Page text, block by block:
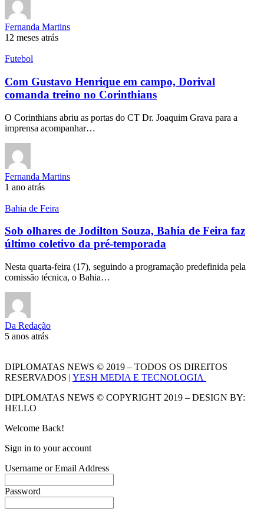
Fernanda Martins
12 meses atrás
Futebol
Com Gustavo Henrique em campo, Dorival
comanda treino no Corinthians
O Corinthians abriu as portas do CT Dr. Joaquim Grava para a
imprensa acompanhar…
Fernanda Martins
1 ano atrás
Bahia de Feira
Sob olhares de Jodilton Souza, Bahia de Feira faz
último coletivo da pré-temporada
Nesta quarta-feira (17), seguindo a programação predefinida pela
comissão técnica, o Bahia…
Da Redação
5 anos atrás
DIPLOMATAS NEWS © 2019 – TODOS OS DIREITOS
RESERVADOS | YESH MEDIA E TECNOLOGIA
DIPLOMATAS NEWS © COPYRIGHT 2019 – DESIGN BY:
HELLO
Welcome Back!
Sign in to your account
Username or Email Address
Password